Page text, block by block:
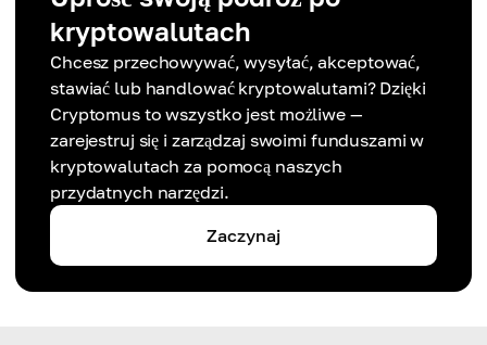
kryptowalutach
Chcesz przechowywać, wysyłać, akceptować,
stawiać lub handlować kryptowalutami? Dzięki
Cryptomus to wszystko jest możliwe —
zarejestruj się i zarządzaj swoimi funduszami w
kryptowalutach za pomocą naszych
przydatnych narzędzi.
Zaczynaj